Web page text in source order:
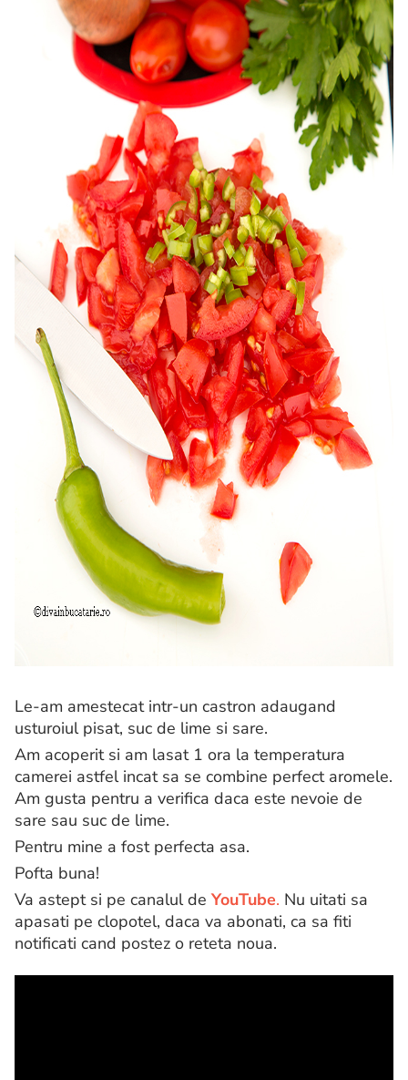
Le-am amestecat intr-un castron adaugand
usturoiul pisat, suc de lime si sare.
Am acoperit si am lasat 1 ora la temperatura
camerei astfel incat sa se combine perfect aromele.
Am gusta pentru a verifica daca este nevoie de
sare sau suc de lime.
Pentru mine a fost perfecta asa.
Pofta buna!
Va astept si pe canalul deYouTube. Nu uitati sa
apasati pe clopotel, daca va abonati, ca sa fiti
notificati cand postez o reteta noua.